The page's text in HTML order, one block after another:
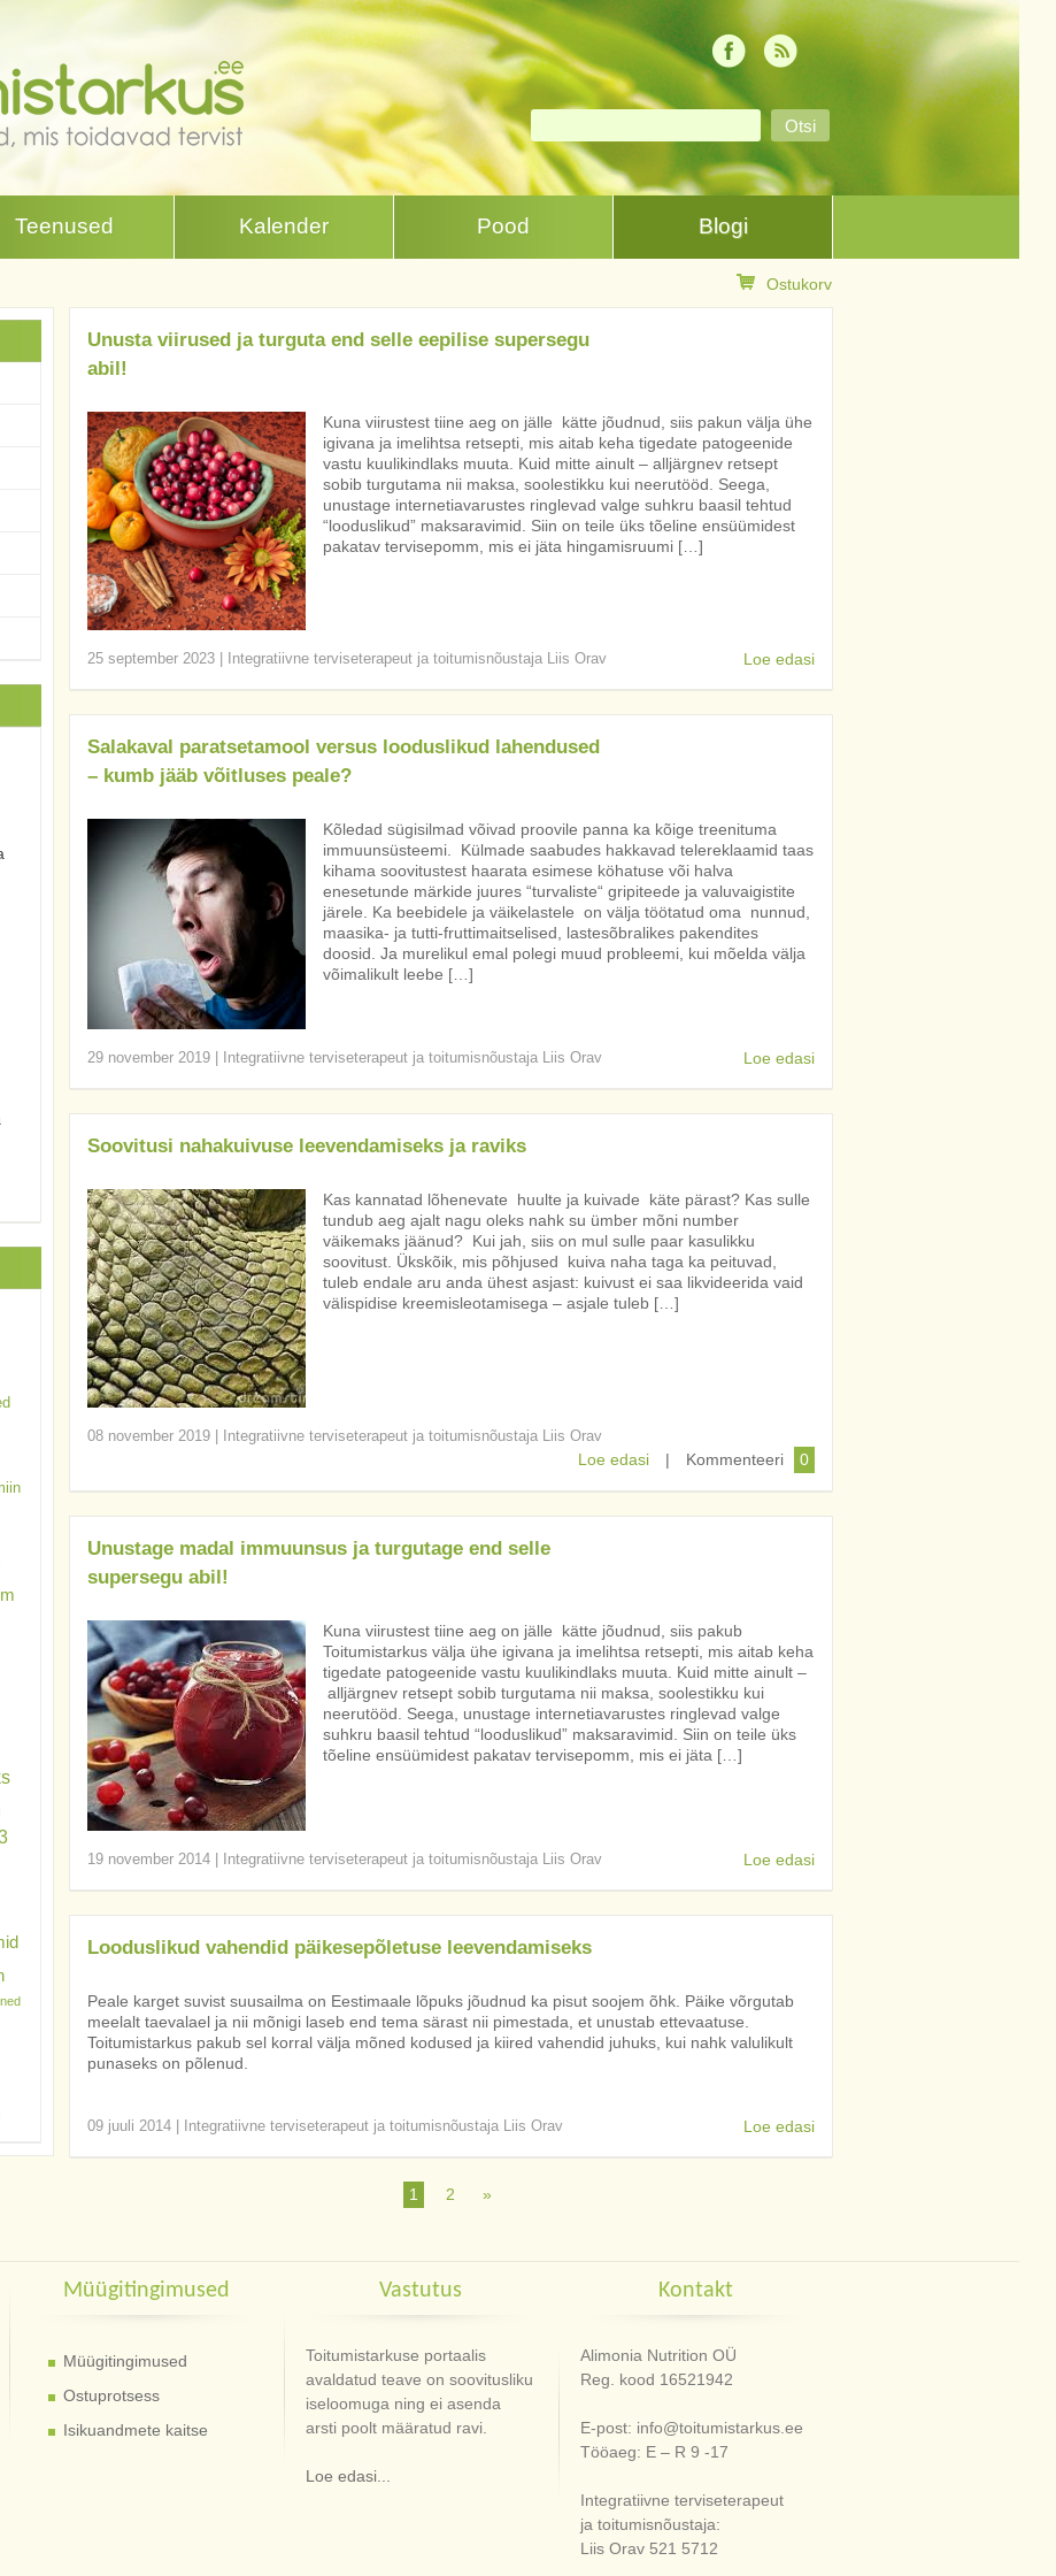
Teenused Kalender Pood Blogi
Ostukorv
Unusta viirused ja turguta end selle eepilise supersegu
abil!
Kuna viirustest tiine aeg on jälle kätte jõudnud, siis pakun välja ühe
igivana ja imelihtsa retsepti, mis aitab keha tigedate patogeenide
vastu kuulikindlaks muuta. Kuid mitte ainult – alljärgnev retsept
sobib turgutama nii maksa, soolestikku kui neerutööd. Seega,
unustage internetiavarustes ringlevad valge suhkru baasil tehtud
“looduslikud” maksaravimid. Siin on teile üks tõeline ensüümidest
pakatav tervisepomm, mis ei jäta hingamisruumi […]
25 september 2023| Integratiivne terviseterapeut ja toitumisnõustaja Liis Orav Loe edasi
Salakaval paratsetamool versus looduslikud lahendused
– kumb jääb võitluses peale?
Kõledad sügisilmad võivad proovile panna ka kõige treenituma
immuunsüsteemi. Külmade saabudes hakkavad telereklaamid taas
kihama soovitustest haarata esimese köhatuse või halva
enesetunde märkide juures “turvaliste“ gripiteede ja valuvaigistite
järele. Ka beebidele ja väikelastele on välja töötatud oma nunnud,
maasika- ja tutti-fruttimaitselised, lastesõbralikes pakendites
doosid. Ja murelikul emal polegi muud probleemi, kui mõelda välja
võimalikult leebe […]
29 november 2019| Integratiivne terviseterapeut ja toitumisnõustaja Liis Orav Loe edasi
Soovitusi nahakuivuse leevendamiseks ja raviks
Kas kannatad lõhenevate huulte ja kuivade käte pärast? Kas sulle
tundub aeg ajalt nagu oleks nahk su ümber mõni number
väikemaks jäänud? Kui jah, siis on mul sulle paar kasulikku
soovitust. Ükskõik, mis põhjused kuiva naha taga ka peituvad,
tuleb endale aru anda ühest asjast: kuivust ei saa likvideerida vaid
välispidise kreemisleotamisega – asjale tuleb […]
08 november 2019| Integratiivne terviseterapeut ja toitumisnõustaja Liis Orav
Loe edasi | Kommenteeri 0
Unustage madal immuunsus ja turgutage end selle
supersegu abil!
Kuna viirustest tiine aeg on jälle kätte jõudnud, siis pakub
Toitumistarkus välja ühe igivana ja imelihtsa retsepti, mis aitab keha
tigedate patogeenide vastu kuulikindlaks muuta. Kuid mitte ainult –
alljärgnev retsept sobib turgutama nii maksa, soolestikku kui
neerutööd. Seega, unustage internetiavarustes ringlevad valge
suhkru baasil tehtud “looduslikud” maksaravimid. Siin on teile üks
tõeline ensüümidest pakatav tervisepomm, mis ei jäta […]
19 november 2014| Integratiivne terviseterapeut ja toitumisnõustaja Liis Orav Loe edasi
Looduslikud vahendid päikesepõletuse leevendamiseks
Peale karget suvist suusailma on Eestimaale lõpuks jõudnud ka pisut soojem õhk. Päike võrgutab
meelalt taevalael ja nii mõnigi laseb end tema särast nii pimestada, et unustab ettevaatuse.
Toitumistarkus pakub sel korral välja mõned kodused ja kiired vahendid juhuks, kui nahk valulikult
punaseks on põlenud.
09 juuli 2014| Integratiivne terviseterapeut ja toitumisnõustaja Liis Orav Loe edasi
1 2 »
Müügitingimused
Müügitingimused
Ostuprotsess
Isikuandmete kaitse
Vastutus
Toitumistarkuse portaalis
avaldatud teave on soovitusliku
iseloomuga ning ei asenda
arsti poolt määratud ravi.
Loe edasi...
Kontakt
Alimonia Nutrition OÜ
Reg. kood 16521942
E-post: info@toitumistarkus.ee
Tööaeg: E – R 9 -17
Integratiivne terviseterapeut
ja toitumisnõustaja:
Liis Orav 521 5712